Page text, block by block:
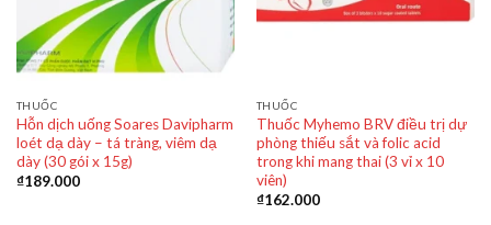
THUỐC
Hỗn dịch uống Soares Davipharm
loét dạ dày – tá tràng, viêm dạ
dày (30 gói x 15g)
₫189.000
THUỐC
Thuốc Myhemo BRV điều trị dự
phòng thiếu sắt và folic acid
trong khi mang thai (3 vỉ x 10
viên)
₫162.000